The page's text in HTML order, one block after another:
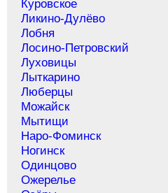
Куровское
Ликино-Дулёво
Лобня
Лосино-Петровский
Луховицы
Лыткарино
Люберцы
Можайск
Мытищи
Наро-Фоминск
Ногинск
Одинцово
Ожерелье